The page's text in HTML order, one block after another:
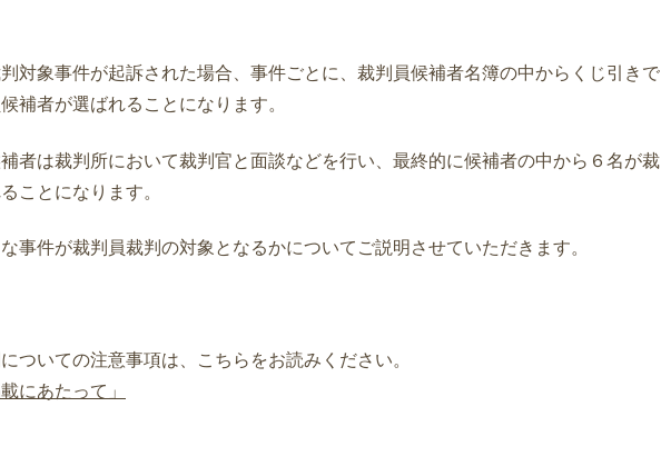
対象事件が起訴された場合、事件ごとに、裁判員候補者名簿の中からくじ引きで
補者が選ばれることになります。
者は裁判所において裁判官と面談などを行い、最終的に候補者の中から６名が裁
ことになります。
事件が裁判員裁判の対象となるかについてご説明させていただきます。
ついての注意事項は、こちらをお読みください。
にあたって」